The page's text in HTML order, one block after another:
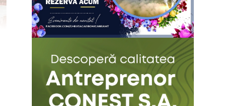
Colegiul Tehnic Ion Creang[ din Târgu Neamț
găzduiește mâine, pe 12 iunie concursul național
„Creangă... la el acasă”. Între orele 9 și 12 se vor
desfășura activități pe secțiuni precum creație
literară, proiecte, și Ciștește, rogu-te... Apoi, între
orele 12 și 18, în Amfiteatrul orașului Târgu Neamț
se va desfășura secțiunea de interpretare artistică:
citește..